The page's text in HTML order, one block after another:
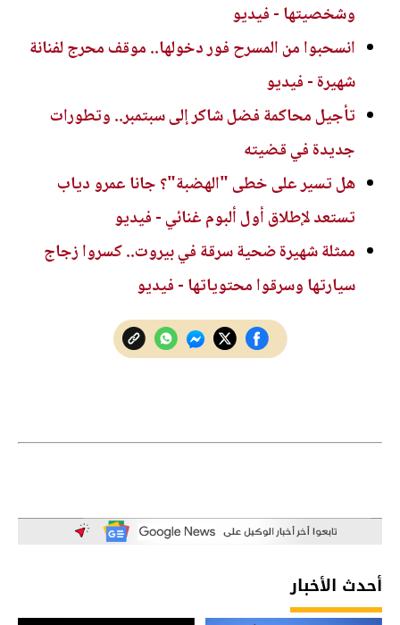
وشخصيتها - فيديو
انسحبوا من المسرح فور دخولها.. موقف محرج لفنانة
شهيرة - فيديو
تأجيل محاكمة فضل شاكر إلى سبتمبر.. وتطورات
جديدة في قضيته
هل تسير على خطى "الهضبة"؟ جانا عمرو دياب
تستعد لإطلاق أول ألبوم غنائي - فيديو
ممثلة شهيرة ضحية سرقة في بيروت.. كسروا زجاج
سيارتها وسرقوا محتوياتها - فيديو
أحدث الأخبار